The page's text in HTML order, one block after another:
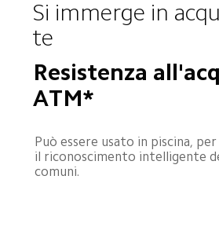
Si immerge in
te
Resistenza
ATM*
Può essere usato in piscina,
il riconoscimento intelligente
comuni.